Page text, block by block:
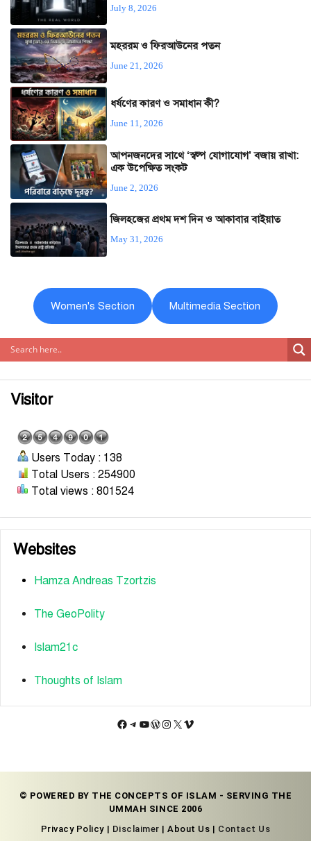
July 8, 2026
মহররম ও ফিরআউনের পতন
June 21, 2026
ধর্ষণের কারণ ও সমাধান কী?
June 11, 2026
আপনজনদের সাথে ‘স্বল্প যোগাযোগ’ বজায় রাখা:
এক উপেক্ষিত সংকট
June 2, 2026
জিলহজের প্রথম দশ দিন ও আকাবার বাইয়াত
May 31, 2026
Women's Section Multimedia Section
Visitor
Users Today : 138
Total Users : 254900
Total views : 801524
Websites
Hamza Andreas Tzortzis
The GeoPolity
Islam21c
Thoughts of Islam
Facebook
Telegram
YouTube
WordPress
Instagram
X Vimeo
© POWERED BY THE CONCEPTS OF ISLAM - SERVING THE
UMMAH SINCE 2006
Privacy Policy | Disclaimer | About Us | Contact Us